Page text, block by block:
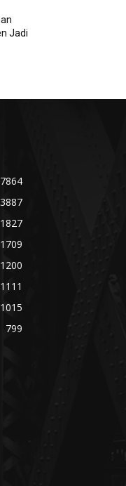
Jadi
7864
3887
1827
1709
1200
1111
1015
799